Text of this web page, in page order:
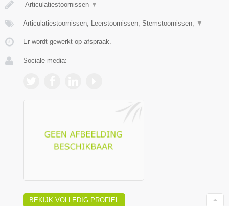
-Articulatiestoornissen ▼
Articulatiestoornissen, Leerstoornissen, Stemstoornissen, ▼
Er wordt gewerkt op afspraak.
Sociale media:
BEKIJK VOLLEDIG PROFIEL